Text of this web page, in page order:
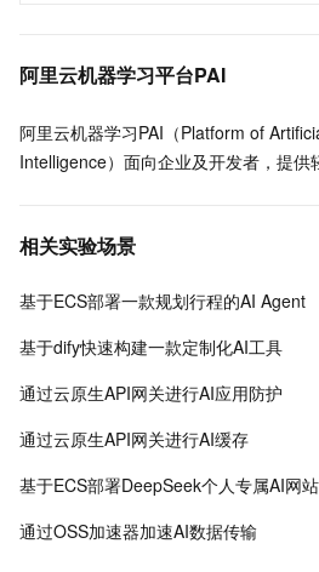
阿里云机器学习平台PAI
阿里云机器学习PAI（Platform of
Intelligence）面向企业及开发者，提供
DSW云原生交互式建模平台、PAI-DLC
征、万亿样本规模加速训练，百余落地
工程效率。
相关实验场景
基于ECS部署一款规划行程的AI Agent
基于dify快速构建一款定制化AI工具
通过云原生API网关进行AI应用防护
通过云原生API网关进行AI缓存
基于ECS部署DeepSeek个人专属AI网站
通过OSS加速器加速AI数据传输